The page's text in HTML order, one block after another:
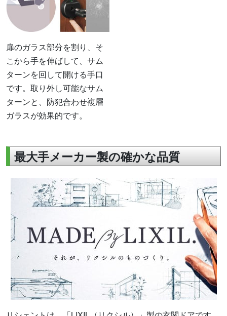
扉のガラス部分を割り、そ
こから手を伸ばして、サム
ターンを回して開ける手口
です。取り外し可能なサム
ターンと、防犯合わせ複層
ガラスが効果的です。
最大手メーカー製の確かな品質